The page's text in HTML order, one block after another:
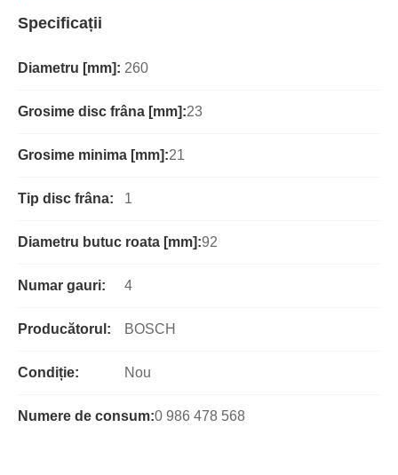
Specificații
Diametru [mm]: 260
Grosime disc frâna [mm]:23
Grosime minima [mm]:21
Tip disc frâna: 1
Diametru butuc roata [mm]:92
Numar gauri: 4
Producătorul: BOSCH
Condiție: Nou
Numere de consum:0 986 478 568